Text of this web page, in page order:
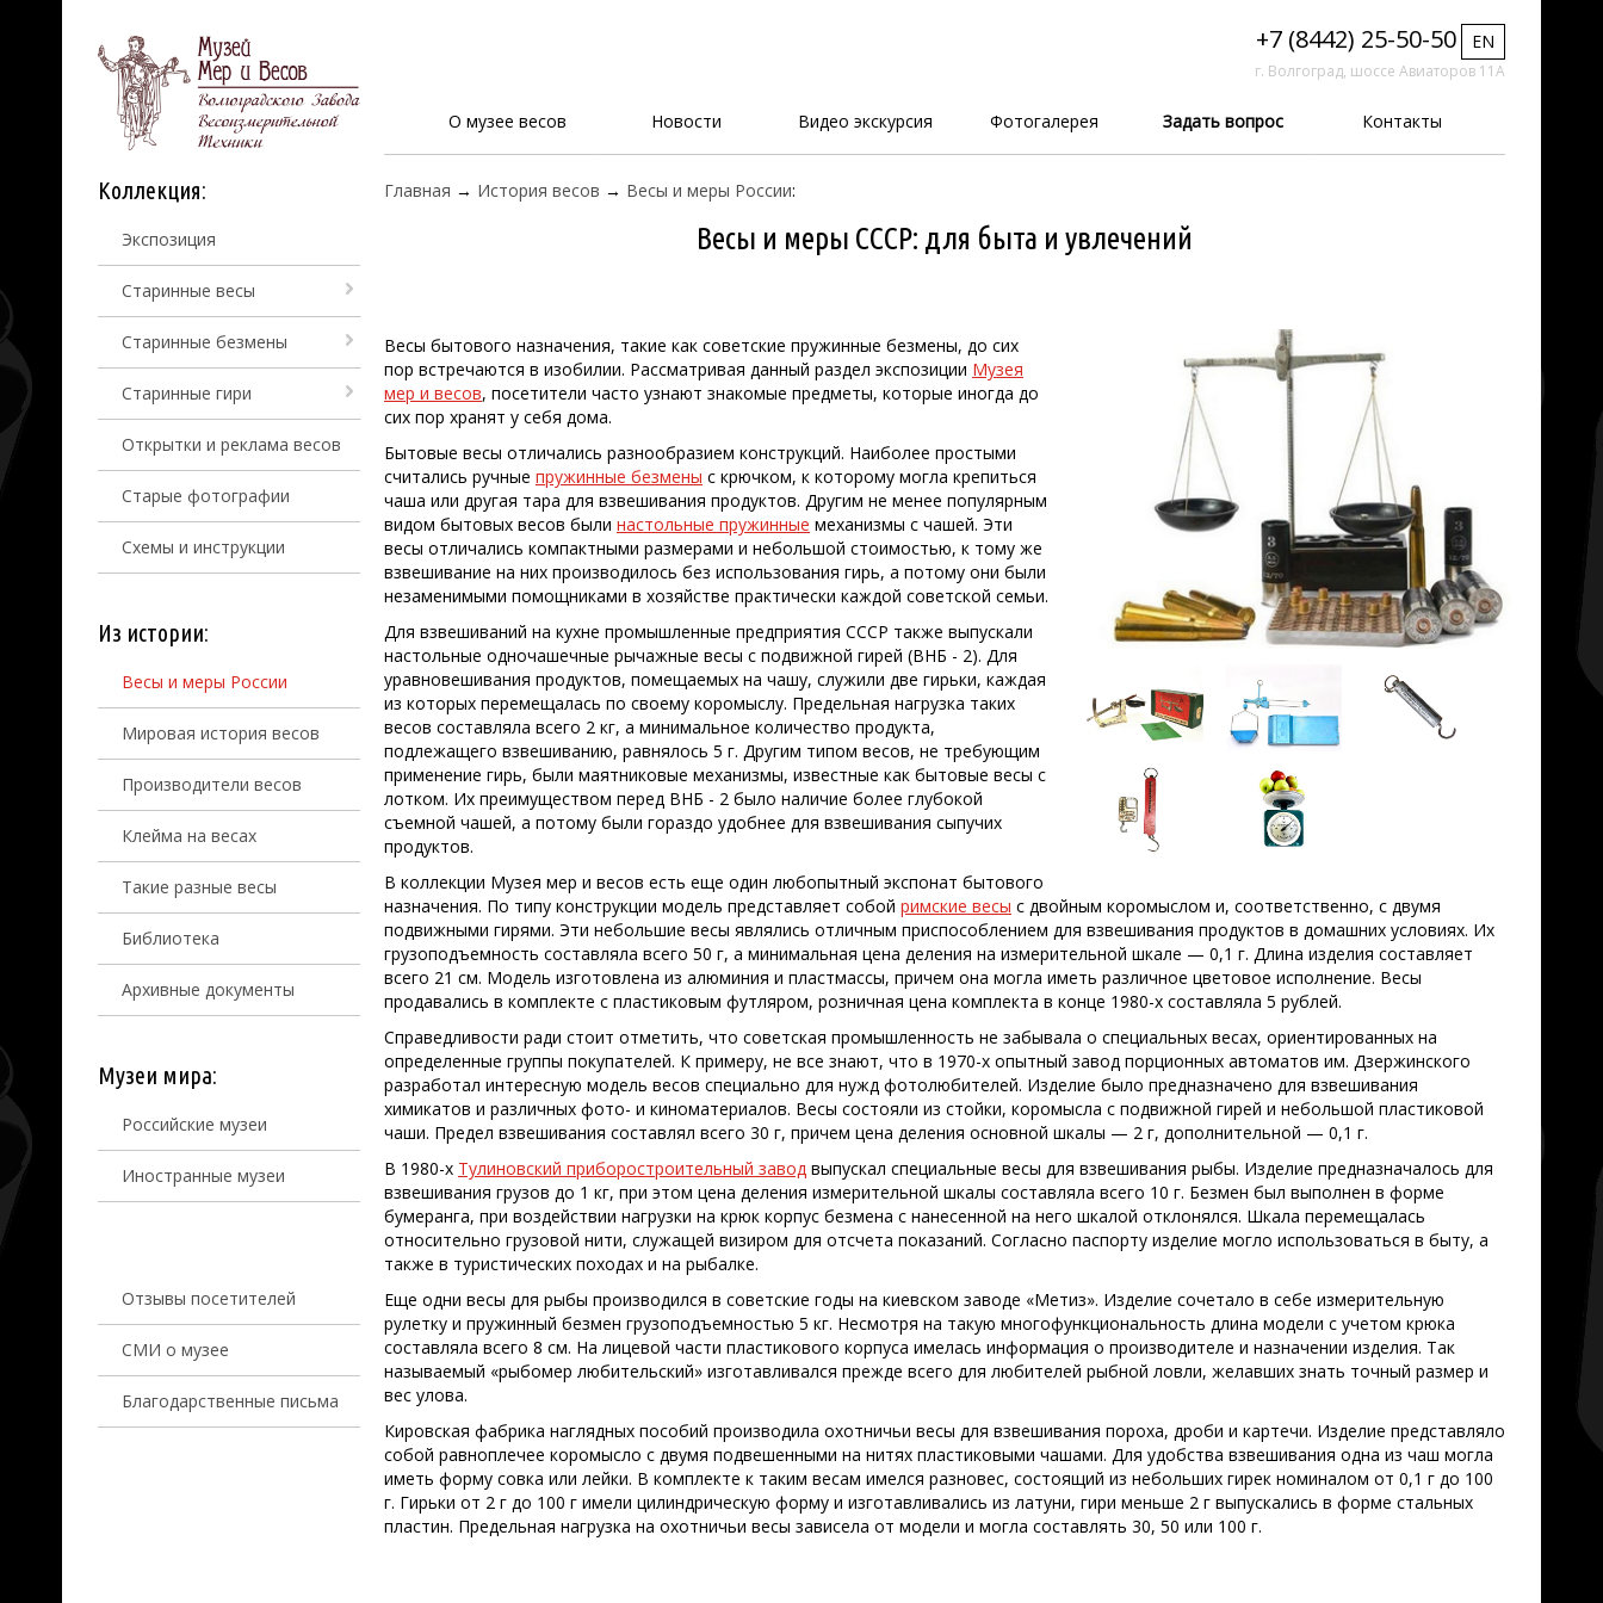
+7 (8442) 25-50-50 EN
г. Волгоград, шоссе Авиаторов 11А
О музее весов Новости Видео экскурсия Фотогалерея Задать вопрос Контакты
Коллекция:
Экспозиция
Старинные весы
Старинные безмены
Старинные гири
Открытки и реклама весов
Старые фотографии
Схемы и инструкции
Из истории:
Весы и меры России
Мировая история весов
Производители весов
Клейма на весах
Такие разные весы
Библиотека
Архивные документы
Музеи мира:
Российские музеи
Иностранные музеи
Отзывы посетителей
СМИ о музее
Благодарственные письма
Главная → История весов → Весы и меры России:
Весы и меры СССР: для быта и увлечений
Весы бытового назначения, такие как советские пружинные безмены, до сих
пор встречаются в изобилии. Рассматривая данный раздел экспозиции Музея
мер и весов, посетители часто узнают знакомые предметы, которые иногда до
сих пор хранят у себя дома.
Бытовые весы отличались разнообразием конструкций. Наиболее простыми
считались ручные пружинные безмены с крючком, к которому могла крепиться
чаша или другая тара для взвешивания продуктов. Другим не менее популярным
видом бытовых весов были настольные пружинные механизмы с чашей. Эти
весы отличались компактными размерами и небольшой стоимостью, к тому же
взвешивание на них производилось без использования гирь, а потому они были
незаменимыми помощниками в хозяйстве практически каждой советской семьи.
Для взвешиваний на кухне промышленные предприятия СССР также выпускали
настольные одночашечные рычажные весы с подвижной гирей (ВНБ - 2). Для
уравновешивания продуктов, помещаемых на чашу, служили две гирьки, каждая
из которых перемещалась по своему коромыслу. Предельная нагрузка таких
весов составляла всего 2 кг, а минимальное количество продукта,
подлежащего взвешиванию, равнялось 5 г. Другим типом весов, не требующим
применение гирь, были маятниковые механизмы, известные как бытовые весы с
лотком. Их преимуществом перед ВНБ - 2 было наличие более глубокой
съемной чашей, а потому были гораздо удобнее для взвешивания сыпучих
продуктов.
В коллекции Музея мер и весов есть еще один любопытный экспонат бытового
назначения. По типу конструкции модель представляет собой римские весы с двойным коромыслом и, соответственно, с двумя
подвижными гирями. Эти небольшие весы являлись отличным приспособлением для взвешивания продуктов в домашних условиях. Их
грузоподъемность составляла всего 50 г, а минимальная цена деления на измерительной шкале — 0,1 г. Длина изделия составляет
всего 21 см. Модель изготовлена из алюминия и пластмассы, причем она могла иметь различное цветовое исполнение. Весы
продавались в комплекте с пластиковым футляром, розничная цена комплекта в конце 1980-х составляла 5 рублей.
Справедливости ради стоит отметить, что советская промышленность не забывала о специальных весах, ориентированных на
определенные группы покупателей. К примеру, не все знают, что в 1970-х опытный завод порционных автоматов им. Дзержинского
разработал интересную модель весов специально для нужд фотолюбителей. Изделие было предназначено для взвешивания
химикатов и различных фото- и киноматериалов. Весы состояли из стойки, коромысла с подвижной гирей и небольшой пластиковой
чаши. Предел взвешивания составлял всего 30 г, причем цена деления основной шкалы — 2 г, дополнительной — 0,1 г.
В 1980-х Тулиновский приборостроительный завод выпускал специальные весы для взвешивания рыбы. Изделие предназначалось для
взвешивания грузов до 1 кг, при этом цена деления измерительной шкалы составляла всего 10 г. Безмен был выполнен в форме
бумеранга, при воздействии нагрузки на крюк корпус безмена с нанесенной на него шкалой отклонялся. Шкала перемещалась
относительно грузовой нити, служащей визиром для отсчета показаний. Согласно паспорту изделие могло использоваться в быту, а
также в туристических походах и на рыбалке.
Еще одни весы для рыбы производился в советские годы на киевском заводе «Метиз». Изделие сочетало в себе измерительную
рулетку и пружинный безмен грузоподъемностью 5 кг. Несмотря на такую многофункциональность длина модели с учетом крюка
составляла всего 8 см. На лицевой части пластикового корпуса имелась информация о производителе и назначении изделия. Так
называемый «рыбомер любительский» изготавливался прежде всего для любителей рыбной ловли, желавших знать точный размер и
вес улова.
Кировская фабрика наглядных пособий производила охотничьи весы для взвешивания пороха, дроби и картечи. Изделие представляло
собой равноплечее коромысло с двумя подвешенными на нитях пластиковыми чашами. Для удобства взвешивания одна из чаш могла
иметь форму совка или лейки. В комплекте к таким весам имелся разновес, состоящий из небольших гирек номиналом от 0,1 г до 100
г. Гирьки от 2 г до 100 г имели цилиндрическую форму и изготавливались из латуни, гири меньше 2 г выпускались в форме стальных
пластин. Предельная нагрузка на охотничьи весы зависела от модели и могла составлять 30, 50 или 100 г.